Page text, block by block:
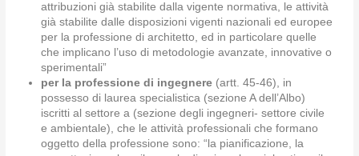
attribuzioni già stabilite dalla vigente normativa, le attività
già stabilite dalle disposizioni vigenti nazionali ed europee
per la professione di architetto, ed in particolare quelle
che implicano l’uso di metodologie avanzate, innovative o
sperimentali”
per la professione di ingegnere (artt. 45-46), in
possesso di laurea specialistica (sezione A dell’Albo)
iscritti al settore a (sezione degli ingegneri- settore civile
e ambientale), che le attività professionali che formano
oggetto della professione sono: “la pianificazione, la